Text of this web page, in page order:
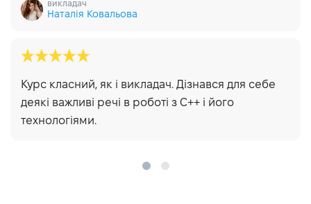
викладач
Наталія Ковальова
Курс класний, як і викладач. Дізнався для себе
деякі важливі речі в роботі з С++ і його
технологіями.